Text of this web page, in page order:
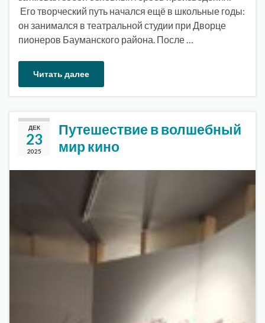
Его творческий путь начался ещё в школьные годы:
он занимался в театральной студии при Дворце
пионеров Бауманского района. После …
Читать далее
ДЕК
23
2025
Путешествие в волшебный
мир кино